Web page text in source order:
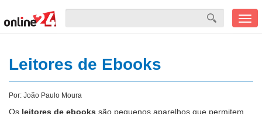
Leitores de Ebooks
Por: João Paulo Moura
Os leitores de ebooks são pequenos aparelhos que permitem